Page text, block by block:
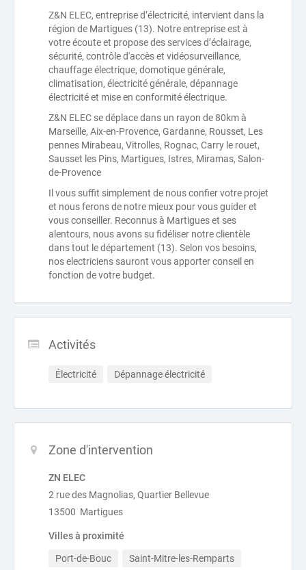
Z&N ELEC, entreprise d’électricité, intervient dans la
région de Martigues (13). Notre entreprise est à
votre écoute et propose des services d’éclairage,
sécurité, contrôle d'accès et vidéosurveillance,
chauffage électrique, domotique générale,
climatisation, électricité générale, dépannage
électricité et mise en conformité électrique.
Z&N ELEC se déplace dans un rayon de 80km à
Marseille, Aix-en-Provence, Gardanne, Rousset, Les
pennes Mirabeau, Vitrolles, Rognac, Carry le rouet,
Sausset les Pins, Martigues, Istres, Miramas, Salon-
de-Provence
Il vous suffit simplement de nous confier votre projet
et nous ferons de notre mieux pour vous guider et
vous conseiller. Reconnus à Martigues et ses
alentours, nous avons su fidéliser notre clientèle
dans tout le département (13). Selon vos besoins,
nos electriciens sauront vous apporter conseil en
fonction de votre budget.
Activités
Électricité Dépannage électricité
Zone d'intervention
ZN ELEC
2 rue des Magnolias, Quartier Bellevue
13500 Martigues
Villes à proximité
Port-de-Bouc Saint-Mitre-les-Remparts